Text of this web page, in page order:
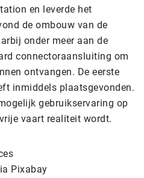
en leverde het
de ombouw van de
onder meer aan de
connectoraansluiting om
ontvangen. De eerste
inmiddels plaatsgevonden.
gebruikservaring op
vaart realiteit wordt.
Pixabay